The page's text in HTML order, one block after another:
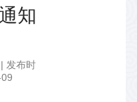
知
发布时